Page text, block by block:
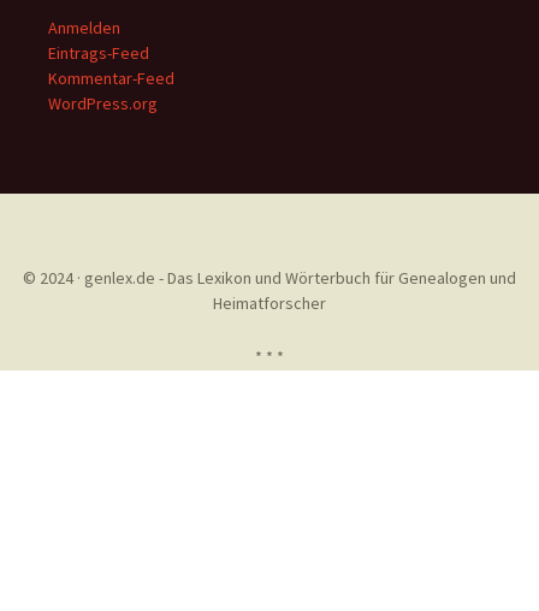
Anmelden
Eintrags-Feed
Kommentar-Feed
WordPress.org
© 2024 · genlex.de - Das Lexikon und Wörterbuch für Genealogen und
Heimatforscher
* * *